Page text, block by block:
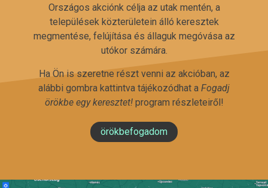
Országos akciónk célja az utak mentén, a
települések közterületein álló keresztek
megmentése, felújítása és állaguk megóvása az
utókor számára.
Ha Ön is szeretne részt venni az akcióban, az
alábbi gombra kattintva tájékozódhat a Fogadj
örökbe egy keresztet!program részleteiről!
örökbefogadom